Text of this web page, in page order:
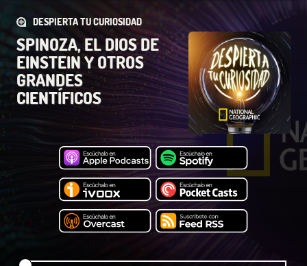
DESPIERTA TU CURIOSIDAD
SPINOZA, EL DIOS DE
EINSTEIN Y OTROS
GRANDES
CIENTÍFICOS